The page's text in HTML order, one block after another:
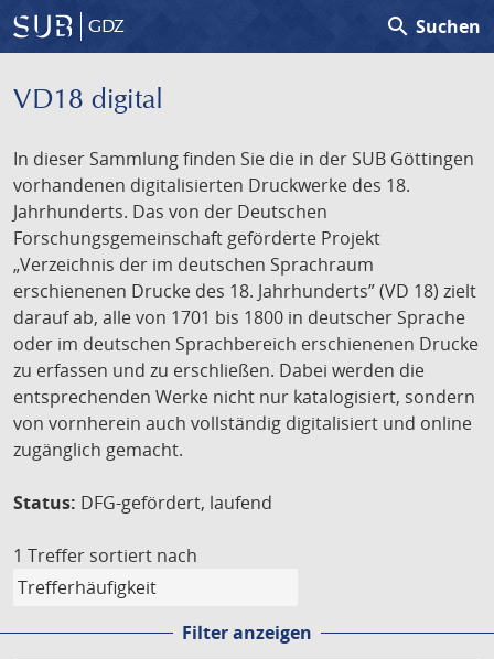
GDZ search Suchen
VD18 digital
In dieser Sammlung finden Sie die in der SUB Göttingen
vorhandenen digitalisierten Druckwerke des 18.
Jahrhunderts. Das von der Deutschen
Forschungsgemeinschaft geförderte Projekt
„Verzeichnis der im deutschen Sprachraum
erschienenen Drucke des 18. Jahrhunderts” (VD 18) zielt
darauf ab, alle von 1701 bis 1800 in deutscher Sprache
oder im deutschen Sprachbereich erschienenen Drucke
zu erfassen und zu erschließen. Dabei werden die
entsprechenden Werke nicht nur katalogisiert, sondern
von vornherein auch vollständig digitalisiert und online
zugänglich gemacht.
Status: DFG-gefördert, laufend
1 Treffer sortiert nach
Filter anzeigen